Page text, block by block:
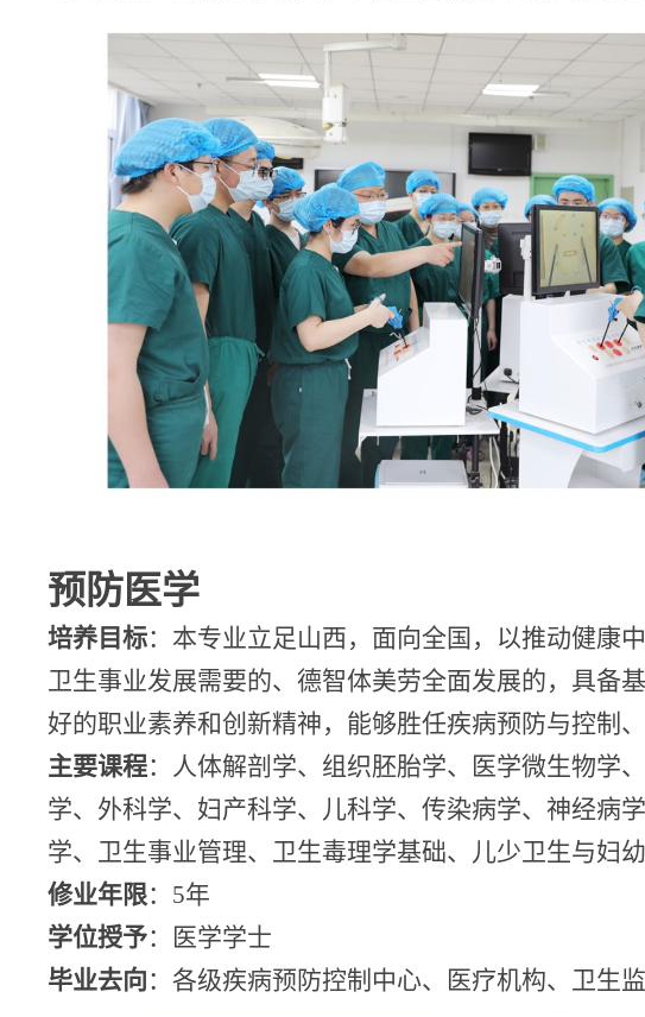
预防医学
培养目标：本专业立足山西，面向全国，以推动健康
卫生事业发展需要的、德智体美劳全面发展的，具备
好的职业素养和创新精神，能够胜任疾病预防与控制
主要课程：人体解剖学、组织胚胎学、医学微生物学
学、外科学、妇产科学、儿科学、传染病学、神经病
学、卫生事业管理、卫生毒理学基础、儿少卫生与妇
修业年限： 5年
学位授予：医学学士
毕业去向：各级疾病预防控制中心、医疗机构、卫生